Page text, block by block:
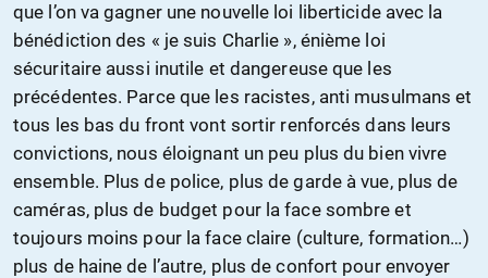
que l’on va gagner une nouvelle loi liberticide avec la
bénédiction des « je suis Charlie », énième loi
sécuritaire aussi inutile et dangereuse que les
précédentes. Parce que les racistes, anti musulmans et
tous les bas du front vont sortir renforcés dans leurs
convictions, nous éloignant un peu plus du bien vivre
ensemble. Plus de police, plus de garde à vue, plus de
caméras, plus de budget pour la face sombre et
toujours moins pour la face claire (culture, formation…)
plus de haine de l’autre, plus de confort pour envoyer